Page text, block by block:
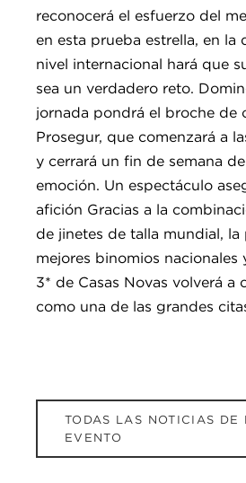
reconocerá el esfuerzo del
en esta prueba estrella, en la
nivel internacional hará que
sea un verdadero reto.
jornada pondrá el broche de
Prosegur, que comenzará a
y cerrará un fin de semana
emoción. Un espectáculo
afición Gracias a la
de jinetes de talla mundial, la
mejores binomios nacionales
3* de Casas Novas volverá a
como una de las grandes
TODAS LAS NOTICIAS DE
EVENTO